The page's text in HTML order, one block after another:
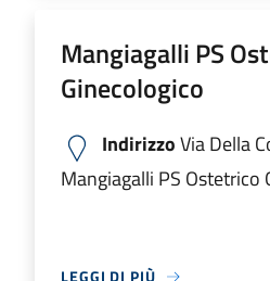
Mangiagalli PS
Ginecologico
IndirizzoVia Della
Mangiagalli PS Ostetrico
LEGGI DI PIÙ